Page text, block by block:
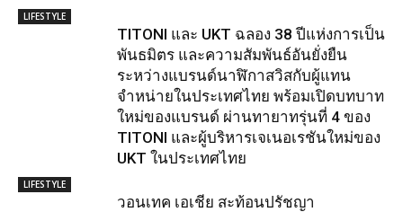
LIFESTYLE
TITONI และ UKT ฉลอง 38 ปีแห่งการเป็น
พันธมิตร และความสัมพันธ์อันยั่งยืน
ระหว่างแบรนด์นาฬิกาสวิสกับผู้แทน
จำหน่ายในประเทศไทย พร้อมเปิดบทบาท
ใหม่ของแบรนด์ ผ่านทายาทรุ่นที่ 4 ของ
TITONI และผู้บริหารเจเนอเรชันใหม่ของ
UKT ในประเทศไทย
LIFESTYLE
วอนเทค เอเชีย สะท้อนปรัชญา